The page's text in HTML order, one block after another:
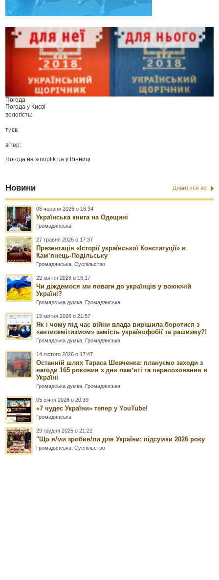
Погода
Погода у Києві
вологість:
тиск:
вітер:
Погода наsinoptik.ua у Вінниці
Новини Дивитися всі
08 червня 2026 о 16:34
Українська книга на Одещині
Громадянська
27 травня 2026 о 17:37
Презентація «Історії української Конституції» в
Камʼянець-Подільську
Громадянська ,Суспільство
22 квітня 2026 о 16:17
Чи діждемося ми поваги до українців у воюючій
Україні?
Громадська думка Громадянська
15 квітня 2026 о 21:57
Як і чому під час війни влада вирішила боротися з
«антисемітизмом» замість українофобії та рашизму?!
Громадська думка Громадянська
14 лютого 2026 о 17:47
Останній шлях Тараса Шевченка: плануємо заходи з
нагоди 165 роковин з дня памʼяті та перепоховання в
Україні
Громадська думка Громадянська
05 січня 2026 о 20:39
«7 чудес України» тепер у YouTube!
Громадянська
29 грудня 2025 о 21:22
"Що я/ми зробив/ли для України: підсумки 2026 року
Громадянська ,Суспільство